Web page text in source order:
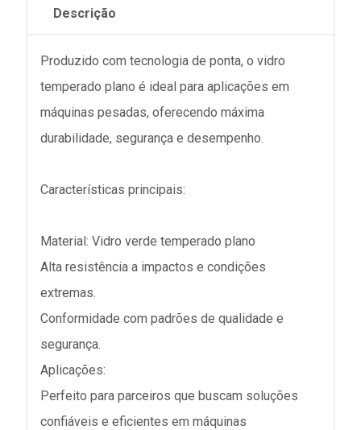
Descrição
Produzido com tecnologia de ponta, o vidro
temperado plano é ideal para aplicações em
máquinas pesadas, oferecendo máxima
durabilidade, segurança e desempenho.
Características principais:
Material: Vidro verde temperado plano
Alta resistência a impactos e condições
extremas.
Conformidade com padrões de qualidade e
segurança.
Aplicações:
Perfeito para parceiros que buscam soluções
confiáveis e eficientes em máquinas